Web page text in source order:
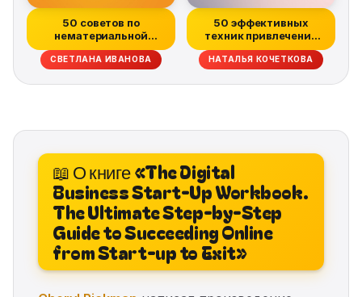
50 советов по
нематериальной
мотивации
СВЕТЛАНА ИВАНОВА
50 эффективных
техник привлечения
клиентов
НАТАЛЬЯ КОЧЕТКОВА
📖 О книге «The Digital
Business Start-Up Workbook.
The Ultimate Step-by-Step
Guide to Succeeding Online
from Start-up to Exit»